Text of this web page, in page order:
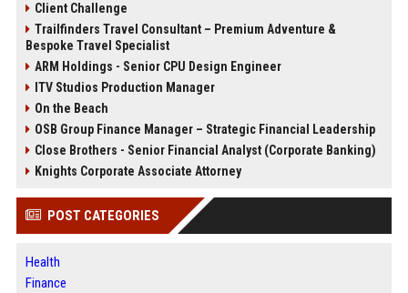
Client Challenge
Trailfinders Travel Consultant – Premium Adventure &
Bespoke Travel Specialist
ARM Holdings - Senior CPU Design Engineer
ITV Studios Production Manager
On the Beach
OSB Group Finance Manager – Strategic Financial Leadership
Close Brothers - Senior Financial Analyst (Corporate Banking)
Knights Corporate Associate Attorney
POST CATEGORIES
Health
Finance